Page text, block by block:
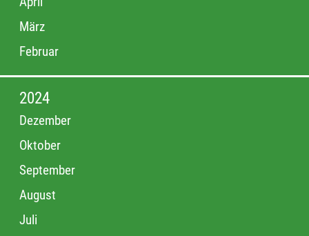
März
Februar
2024
Dezember
Oktober
September
August
Juli